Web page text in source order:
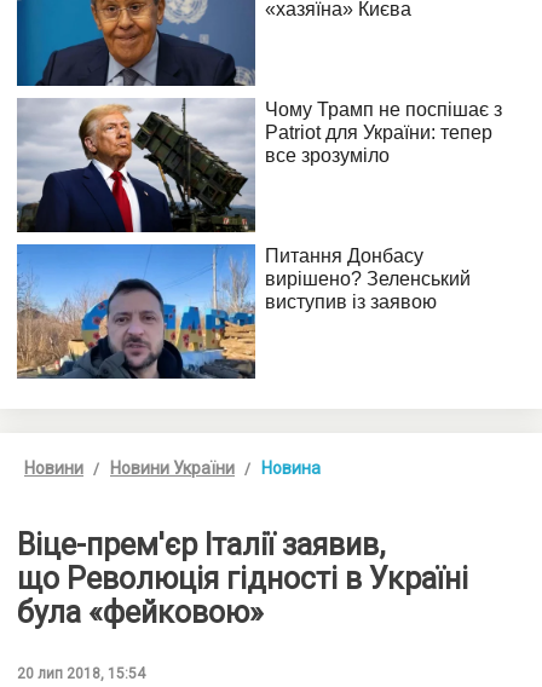
Новини Новини України Новина
Віце-прем'єр Італії заявив,
що Революція гідності в Україні
була «фейковою»
20 лип 2018, 15:54